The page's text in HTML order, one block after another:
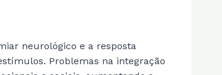
neurológico e a resposta
Problemas na integração